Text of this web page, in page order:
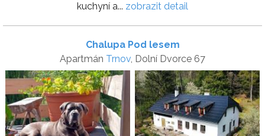
kuchyní a... zobrazit detail
Chalupa Pod lesem
Apartmán Trnov, Dolní Dvorce 67